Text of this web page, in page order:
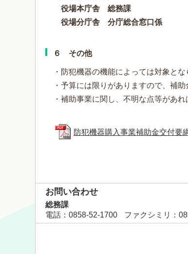
役場本庁舎 総務課
役場分庁舎 分庁総合窓口係
６ その他
・防犯機器の機能によっては対象とな
・予算には限りがありますので、補助
・補助事業に関し、不明な点等があれ
防犯機器購入事業補助金交付要
お問い合わせ
総務課
電話 ：0858-52-1700 ファクシミリ ：